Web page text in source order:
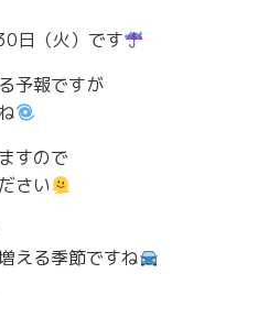
日（火）です
予報ですが
すので
さい
える季節ですね